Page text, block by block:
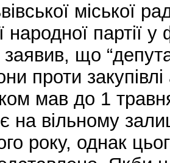
міської
народної партії
що
проти
мав до 1
є на вільному
року, однак